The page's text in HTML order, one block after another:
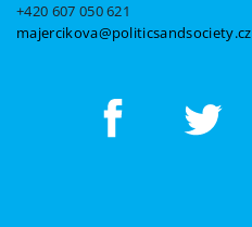
+420 607 050 621
majercikova@politicsandsociety.cz